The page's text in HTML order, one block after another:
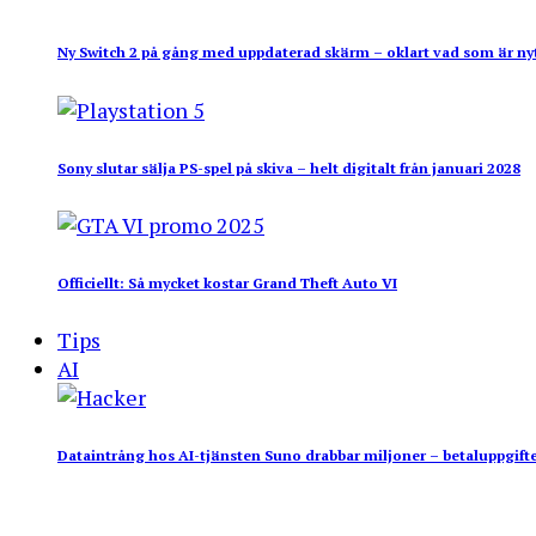
Ny Switch 2 på gång med uppdaterad skärm – oklart vad som är
Sony slutar sälja PS-spel på skiva – helt digitalt från januari 2028
Officiellt: Så mycket kostar Grand Theft Auto VI
Tips
AI
Dataintrång hos AI-tjänsten Suno drabbar miljoner –